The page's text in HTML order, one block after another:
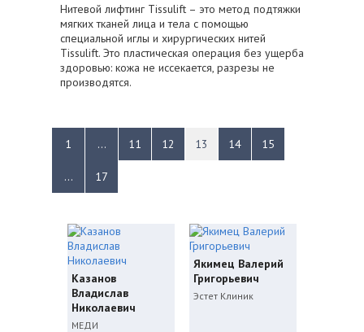
Нитевой лифтинг Tissulift – это метод подтяжки
мягких тканей лица и тела с помощью
специальной иглы и хирургических нитей
Tissulift. Это пластическая операция без ущерба
здоровью: кожа не иссекается, разрезы не
производятся.
1 ... 11 12 13 14 15
... 17
Казанов
Владислав
Николаевич
МЕДИ
Якимец Валерий
Григорьевич
Эстет Клиник